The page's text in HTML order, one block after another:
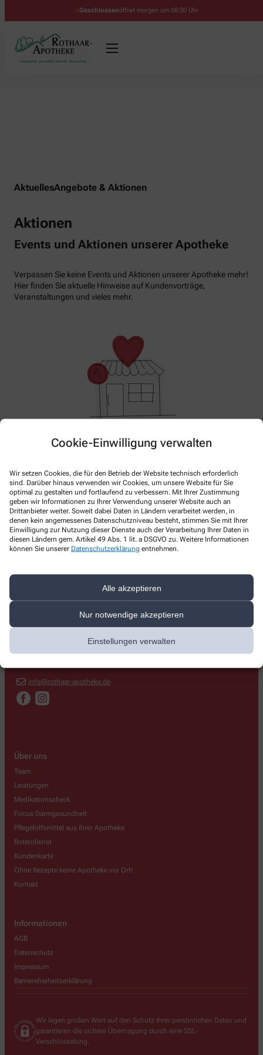
Cookie-Einwilligung verwalten
Wir setzen Cookies, die für den Betrieb der Website technisch erforderlich
sind. Darüber hinaus verwenden wir Cookies, um unsere Website für Sie
optimal zu gestalten und fortlaufend zu verbessern. Mit Ihrer Zustimmung
geben wir Informationen zu Ihrer Verwendung unserer Website auch an
Drittanbieter weiter. Soweit dabei Daten in Ländern verarbeitet werden, in
denen kein angemessenes Datenschutzniveau besteht, stimmen Sie mit Ihrer
Einwilligung zur Nutzung dieser Dienste auch der Verarbeitung Ihrer Daten in
diesen Ländern gem. Artikel 49 Abs. 1 lit. a DSGVO zu. Weitere Informationen
können Sie unserer Datenschutzerklärung entnehmen.
Alle akzeptieren
Nur notwendige akzeptieren
Einstellungen verwalten
Geschlossenöffnet morgen um 08:00 Uhr
AktuellesAngebote & Aktionen
Aktionen
Events und Aktionen unserer Apotheke
Verpassen Sie keine Events und Aktionen unserer Apotheke mehr!
Hier finden Sie aktuelle Hinweise auf Kundenvorträge,
Veranstaltungen und vieles mehr.
Im Moment haben wir keine Aktionen oder Angebote.
Sieg-Lahn-Straße 49,57334 Bad Laasphe
+49-2754/37 83 78
info@rothaar-apotheke.de
Über uns
Team
Leistungen
Medikationscheck
Focus Darmgesundheit
Pflegehilfsmittel aus Ihrer Apotheke
Botendienst
Kundenkarte
Ohne Rezepte keine Apotheke vor Ort!
Kontakt
Informationen
AGB
Datenschutz
Impressum
Barrierefreiheitserklärung
Wir legen großen Wert auf den Schutz Ihrer persönlichen Daten und
garantieren die sichere Übertragung durch eine SSL-
Verschlüsselung.